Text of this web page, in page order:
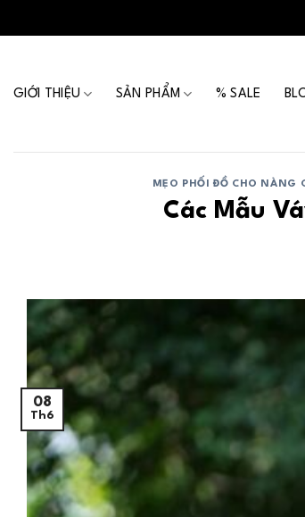
to
GIỚI THIỆU SẢN PHẨM % SALE
MẸO PHỐI ĐỒ CHO NÀNG
Các Mẫu
08
Th6